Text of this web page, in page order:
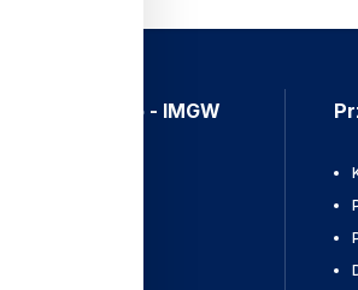
Aplikacja Meteo - IMGW